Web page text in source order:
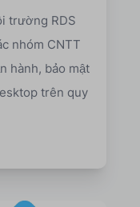
trường RDS
nhóm CNTT
hành, bảo mật
trên quy